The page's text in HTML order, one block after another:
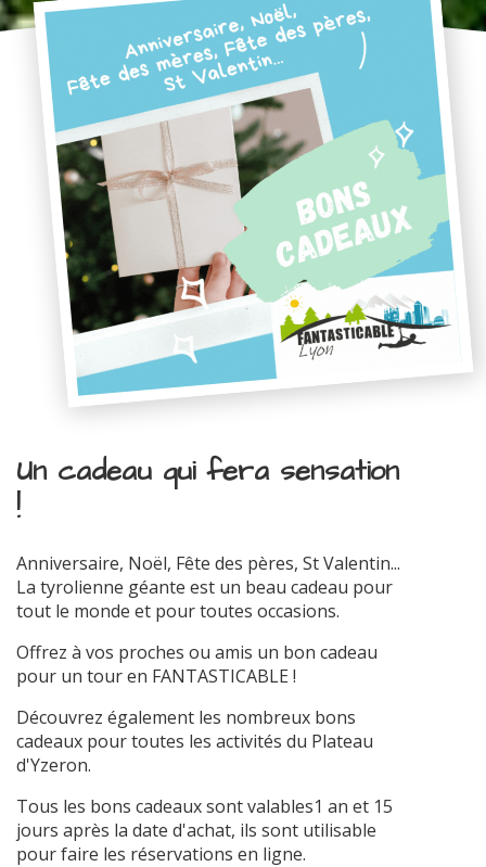
Un cadeau qui fera sensation
!
Anniversaire, Noël, Fête des pères, St Valentin...
La tyrolienne géante est un beau cadeau pour
tout le monde et pour toutes occasions.
Offrez à vos proches ou amis un bon cadeau
pour un tour en FANTASTICABLE !
Découvrez également les nombreux bons
cadeaux pour toutes les activités du Plateau
d'Yzeron.
Tous les bons cadeaux sont valables1 an et 15
jours après la date d'achat, ils sont utilisable
pour faire les réservations en ligne.